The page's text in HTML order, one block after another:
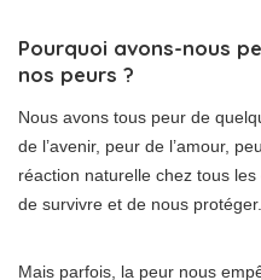
Pourquoi avons-nous
nos peurs ?
Nous avons tous peur de
de l’avenir, peur de l’amour,
réaction naturelle chez tous
de survivre et de nous protéger.
Mais parfois, la peur nous